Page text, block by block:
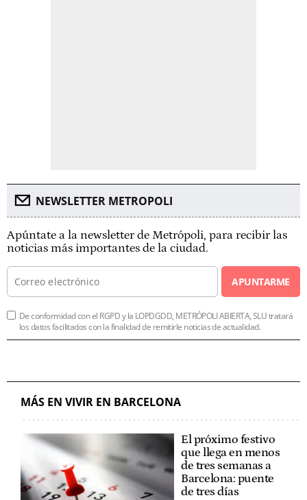
NEWSLETTER METROPOLI
Apúntate a la newsletter de Metrópoli, para recibir las
noticias más importantes de la ciudad.
APUNTARME
De conformidad con el RGPD y la LOPDGDD, METRÓPOLI ABIERTA, SLU tratará
los datos facilitados con la finalidad de remitirle noticias de actualidad.
MÁS EN VIVIR EN BARCELONA
El próximo festivo
que llega en menos
de tres semanas a
Barcelona: puente
de tres días